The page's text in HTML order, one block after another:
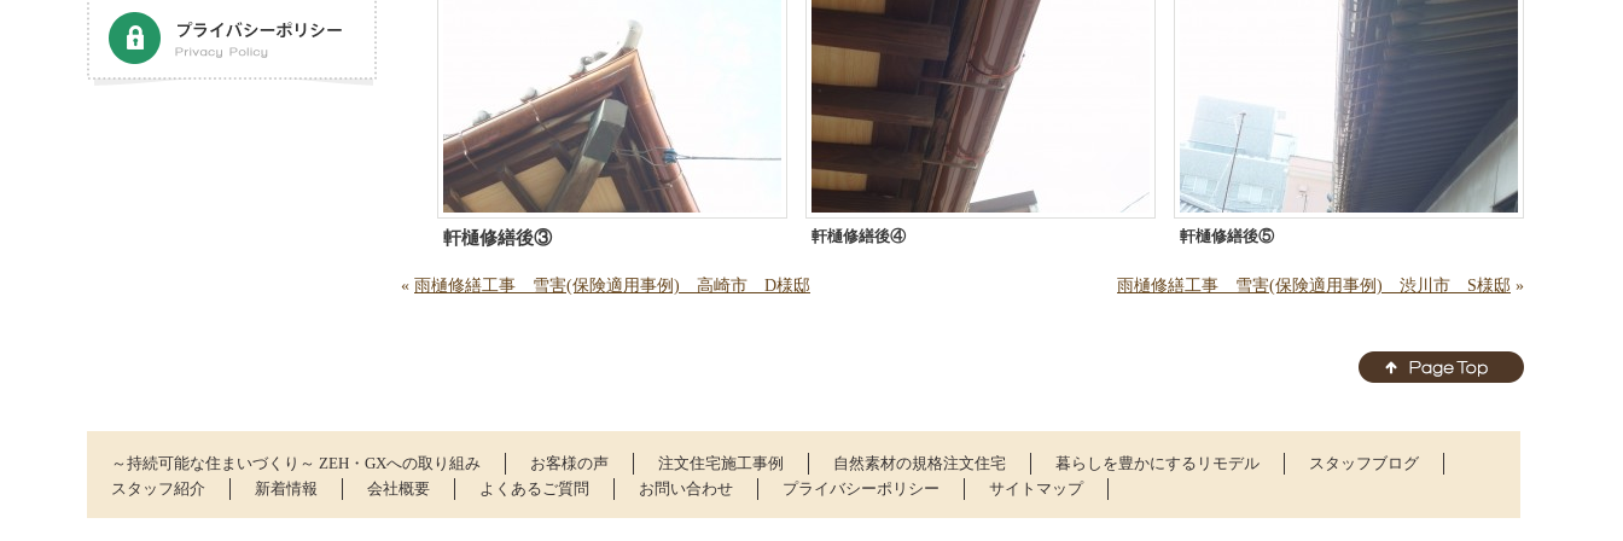
軒樋修繕後③ 軒樋修繕後④ 軒樋修繕後⑤
« 雨樋修繕工事 雪害(保険適用事例) 高崎市 D様邸 雨樋修繕工事 雪害(保険適用事例) 渋川市 S様邸 »
～持続可能な住まいづくり～ ZEH・GXへの取り組み お客様の声 注文住宅施工事例 自然素材の規格注文住宅 暮らしを豊かにするリモデル
スタッフブログ
スタッフ紹介
新着情報 会社概要 よくあるご質問 お問い合わせ プライバシーポリシー サイトマップ